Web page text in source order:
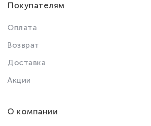
Покупателям
Оплата
Возврат
Доставка
Акции
О компании